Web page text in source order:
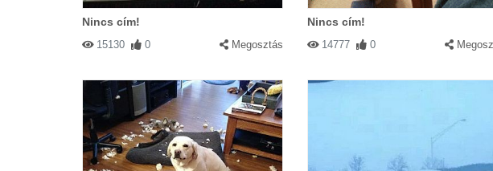
Nincs cím!
15130 0 Megosztás
Nincs cím!
14777 0